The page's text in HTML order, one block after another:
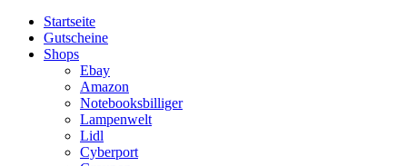
Startseite
Gutscheine
Shops
Ebay
Amazon
Notebooksbilliger
Lampenwelt
Lidl
Cyberport